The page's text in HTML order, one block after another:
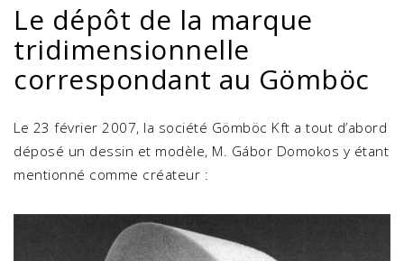
Le dépôt de la marque
tridimensionnelle
correspondant au Gömböc
Le 23 février 2007, la société Gömböc Kft a tout d’abord
déposé un dessin et modèle, M. Gábor Domokos y étant
mentionné comme créateur :